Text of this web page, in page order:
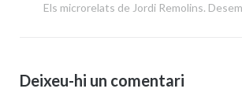
Els microrelats de Jordi Remolins.
Deixeu-hi un comentari